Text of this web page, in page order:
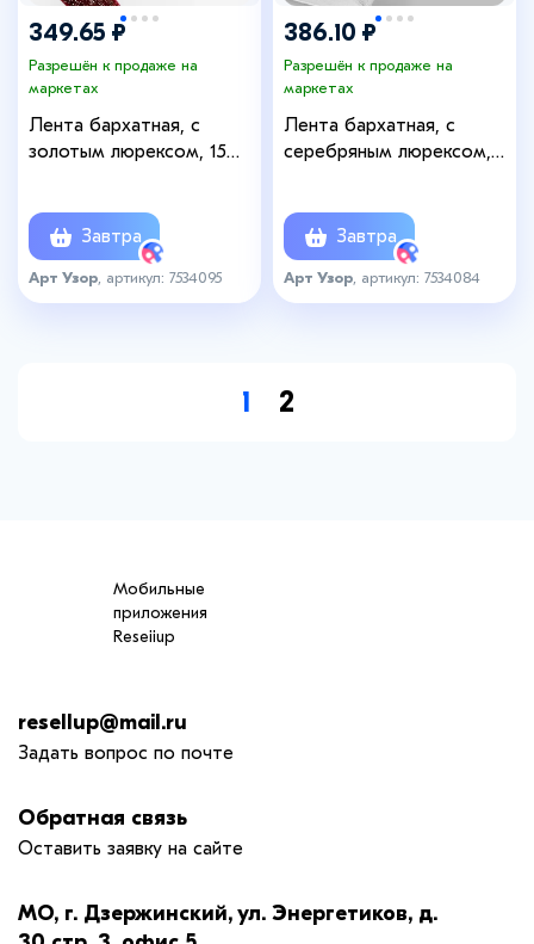
349.65 ₽
Разрешён к продаже на
маркетах
Лента бархатная, с
золотым люрексом, 15
Завтра
Арт Узор , артикул: 7534095
386.10 ₽
Разрешён к продаже на
маркетах
Лента бархатная, с
серебряным люрексом,
Завтра
Арт Узор , артикул: 7534084
1 2
Мобильные
приложения
Reseiiup
resellup@mail.ru
Задать вопрос по почте
Обратная связь
Оставить заявку на сайте
МО, г. Дзержинский, ул. Энергетиков, д.